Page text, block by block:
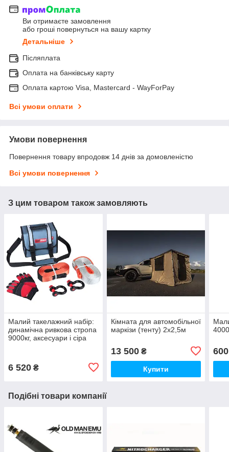
Ви отримаєте замовлення
або гроші повернуться на вашу картку
Детальніше
Післяплата
Оплата на банківську карту
Оплата картою Visa, Mastercard - WayForPay
Всі умови оплати
Умови повернення
Повернення товару впродовж 14 днів за домовленістю
Всі умови повернення
З цим товаром також замовляють
Малий такелажний набір:
динамічна ривкова стропа
9000кг, аксесуари і сіра
6 520 ₴
Кімната для автомобільної
маркізи (тенту) 2х2,5м
13 500₴
Купити
600
Подібні товари компанії